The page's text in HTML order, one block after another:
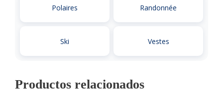
Polaires Randonnée
Ski Vestes
Productos relacionados